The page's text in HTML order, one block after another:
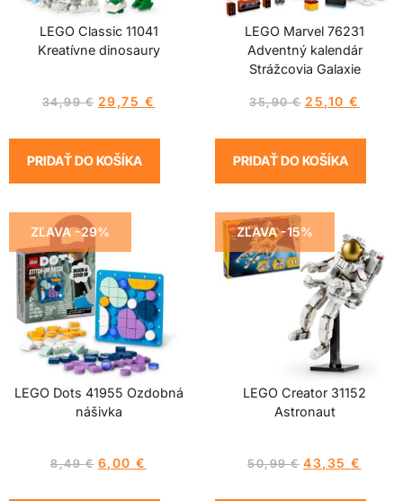
LEGO Classic 11041
Kreatívne dinosaury
34,99€ 29,75 €
PRIDAŤ DO KOŠÍKA
LEGO Marvel 76231
Adventný kalendár
Strážcovia Galaxie
35,90€ 25,10€
PRIDAŤ DO KOŠÍKA
ZĽAVA -29%
LEGO Dots 41955 Ozdobná
nášivka
8,49€ 6,00€
ZĽAVA -15%
LEGO Creator 31152
Astronaut
50,99€ 43,35€